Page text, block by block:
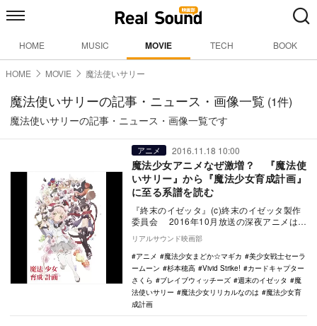
HOME MUSIC MOVIE TECH BOOK
HOME MOVIE 魔法使いサリー
魔法使いサリーの記事・ニュース・画像一覧 (1件)
魔法使いサリーの記事・ニュース・画像一覧です
アニメ 2016.11.18 10:00
魔法少女アニメなぜ激増？ 『魔法使
いサリー』から『魔法少女育成計画』
に至る系譜を読む
『終末のイゼッタ』(c)終末のイゼッタ製作
委員会 2016年10月放送の深夜アニメは、
放送本数が非常に多いのだが、なかでもと
り…
リアルサウンド映画部
アニメ
魔法少女まどか☆マギカ
美少女戦士セーラ
ームーン
杉本穂高 Vivid Strike!
カードキャプター
さくら
ブレイブウィッチーズ 週末のイゼッタ
魔
法使いサリー
魔法少女リリカルなのは
魔法少女育
成計画